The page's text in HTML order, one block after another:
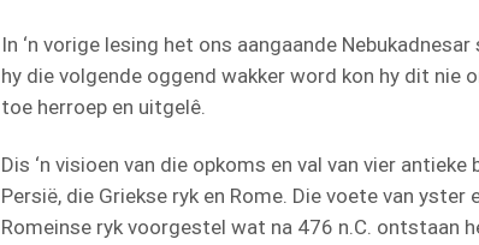
In ‘n vorige lesing het ons aangaande
hy die volgende oggend wakker word kon hy dit nie
toe herroep en uitgelê.
Dis ‘n visioen van die opkoms en val van vier
Persië, die Griekse ryk en Rome. Die voete van yster
Romeinse ryk voorgestel wat na 476 n.C. ontstaan